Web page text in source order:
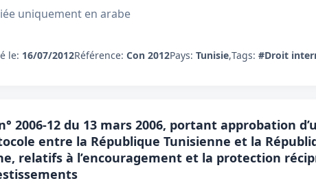
uniquement en arabe
le: 16/07/2012Référence: Con 2012Pays: Tunisie,Tags: #Droit
2006-12 du 13 mars 2006, portant approbation
entre la République Tunisienne et la
relatifs à l’encouragement et la protection